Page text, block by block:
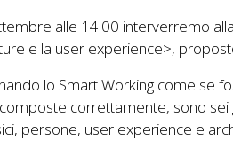
alle 14:00 interverremo
e la user experience>,
lo Smart Working come se
correttamente, sono sei
persone, user experience e